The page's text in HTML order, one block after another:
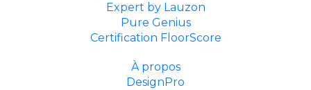
Expert by Lauzon
Pure Genius
Certification FloorScore
À propos
DesignPro